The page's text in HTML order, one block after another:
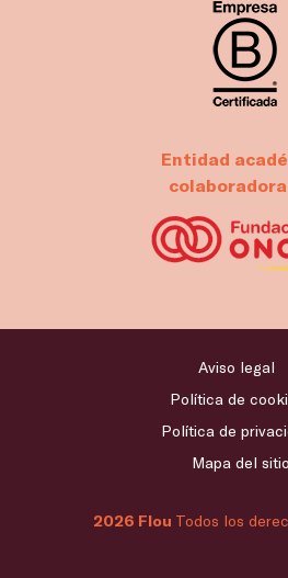
Entidad
2026 Flou Todos los
Aviso legal
Política de
Política de
Mapa del sitio